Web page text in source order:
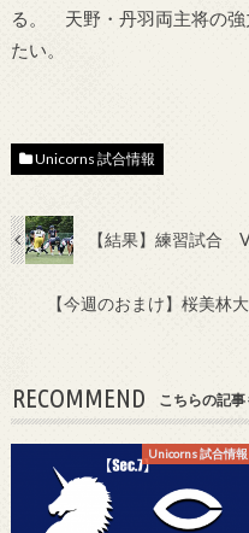
る。 天野・丹羽両主将の強
たい。
Unicorns 試合情報
【結果】練習試合
【今週のおまけ】桜美
RECOMMEND こちらの記事
Unicorns 試合情報